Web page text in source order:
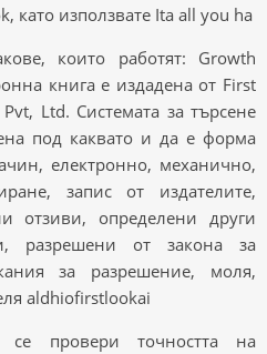
като използвате Ita all you ha
които работят: Growth
книга е издадена от First
Ltd. Системата за търсене
под каквато и да е форма
електронно, механично,
запис от издателите,
отзиви, определени други
разрешени от закона за
за разрешение, моля,
aldhiofirstlookai
провери точността на